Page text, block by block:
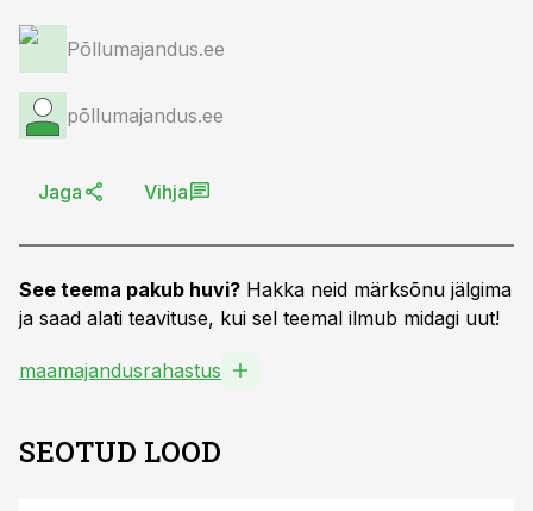
Põllumajandus.ee
põllumajandus.ee
Jaga Vihja
See teema pakub huvi? Hakka neid märksõnu jälgima
ja saad alati teavituse, kui sel teemal ilmub midagi uut!
maamajandusrahastus
SEOTUD LOOD